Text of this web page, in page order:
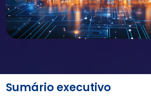
Sumário executivo